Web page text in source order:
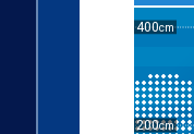
400
200